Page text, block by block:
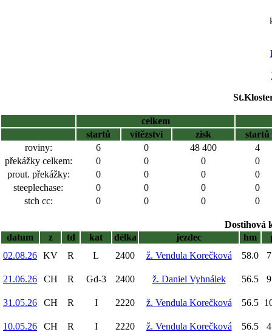
celkem
startů
vítězství zisk
startů
roviny:
6 0 48 400
4
překážky celkem:
0 0 0
0
prout. překážky:
0 0 0
0
steeplechase:
0 0 0
0
stch cc:
0 0 0 0
Dostihová
datum
z td kat délka jezdec hm
02.08.26 KV R L 2400 ž. Vendula Korečková 58.0
21.06.26 CH R Gd-3 2400 ž. Daniel Vyhnálek 56.5
31.05.26 CH R I 2220 ž. Vendula Korečková 56.5
10.05.26 CH R I 2220 ž. Vendula Korečková 56.5